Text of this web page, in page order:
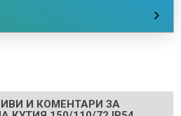
И КОМЕНТАРИ ЗА